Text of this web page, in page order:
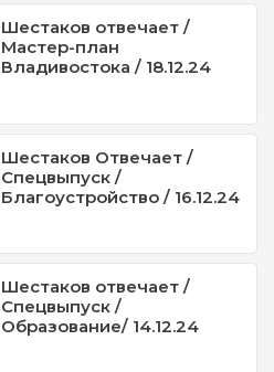
Шестаков отвечает /
Мастер-план
Владивостока / 18.12.24
Шестаков Отвечает /
Спецвыпуск /
Благоустройство / 16.12.24
Шестаков отвечает /
Спецвыпуск /
Образование/ 14.12.24